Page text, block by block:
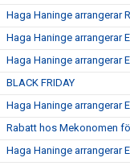
Haga Haninge arrangerar
Haga Haninge arrangerar
Haga Haninge arrangerar
BLACK FRIDAY
Haga Haninge arrangerar
Rabatt hos Mekonomen
Haga Haninge arrangerar